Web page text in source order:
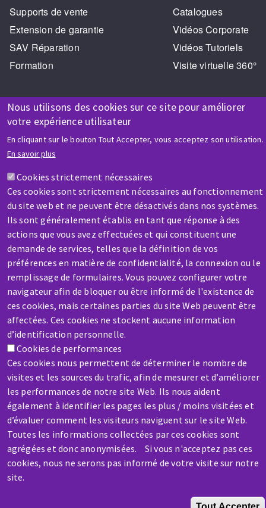
Nous utilisons des cookies sur ce site pour améliorer
votre expérience utilisateur
En cliquant sur le bouton Tout Accepter, vous acceptez son utilisation.
En savoir plus
Cookies strictement nécessaires
Ces cookies sont strictement nécessaires au fonctionnement
du site web et ne peuvent être désactivés dans nos systèmes.
Ils sont généralement établis en tant que réponse à des
actions que vous avez effectuées et qui constituent une
demande de services, telles que la définition de vos
préférences en matière de confidentialité, la connexion ou le
remplissage de formulaires. Vous pouvez configurer votre
navigateur afin de bloquer ou être informé de l'existence de
ces cookies, mais certaines parties du site Web peuvent être
affectées. Ces cookies ne stockent aucune information
d’identification personnelle.
Cookies de performances
Ces cookies nous permettent de déterminer le nombre de
visites et les sources du trafic, afin de mesurer et d’améliorer
les performances de notre site Web. Ils nous aident
également à identifier les pages les plus / moins visitées et
d’évaluer comment les visiteurs naviguent sur le site Web.
Toutes les informations collectées par ces cookies sont
agrégées et donc anonymisées. Si vous n'acceptez pas ces
cookies, nous ne serons pas informé de votre visite sur notre
site.
Supports de vente
Extension de garantie
SAV Réparation
Formation
Catalogues
Vidéos Corporate
Vidéos Tutoriels
Visite virtuelle 360°
Une question ? Un renseignement ?
Contactez-nous
SAV / RÉPARATION
Une machine cassée ? En panne ?
Contactez-nous
Aller
au
contenu